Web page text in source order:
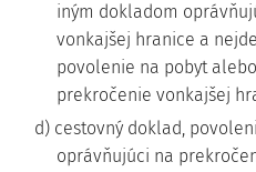
iným dokladom
vonkajšej hranice a
povolenie na pobyt
prekročenie vonkajšej
d) cestovný doklad,
oprávňujúci na